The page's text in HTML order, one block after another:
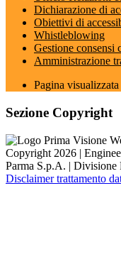
Dichiarazione di
Obiettivi di
Whistleblowing
Gestione consensi
Amministrazione
Pagina visualizzata
Sezione Copyright
Copyright 2026 |
Parma S.p.A. |
Disclaimer trattamento